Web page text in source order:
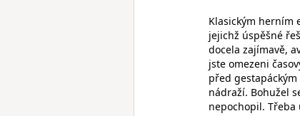
Klasickým herním
jejichž úspěšné
docela zajímavě,
jste omezeni
před
nádraží. Bohužel
nepochopil. Třeba